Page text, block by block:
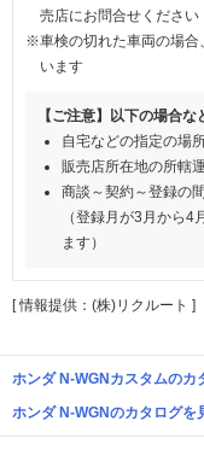
売店にお問合せください
※車検の切れた車両の場合
います
【ご注意】以下の場合
自宅などの指定の場
販売店所在地の所轄
商談～契約～登録の
（登録月が3月から4
ます）
[ 情報提供：(株)リクルート ]
ホンダ N-WGNカスタムのカ
ホンダ N-WGNのカタログを